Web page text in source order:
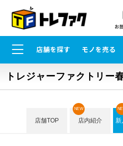
お
店舗を探す モノを売る
トレジャーファクトリー
店舗TOP 店内紹介
NEW
新